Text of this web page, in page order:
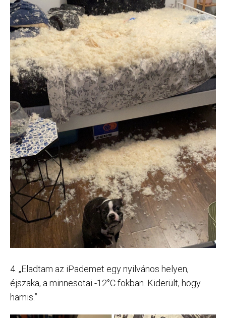
4. „Eladtam az iPademet egy nyilvános helyen,
éjszaka, a minnesotai -12°C fokban. Kiderült, hogy
hamis.”